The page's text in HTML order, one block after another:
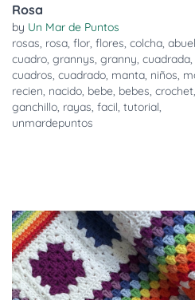
Rosa
by Un Mar de Puntos
rosas, rosa, flor, flores, colcha,
cuadro, grannys, granny, cuadrada,
cuadros, cuadrado, manta, niños,
recien, nacido, bebe, bebes, crochet,
ganchillo, rayas, facil, tutorial,
unmardepuntos